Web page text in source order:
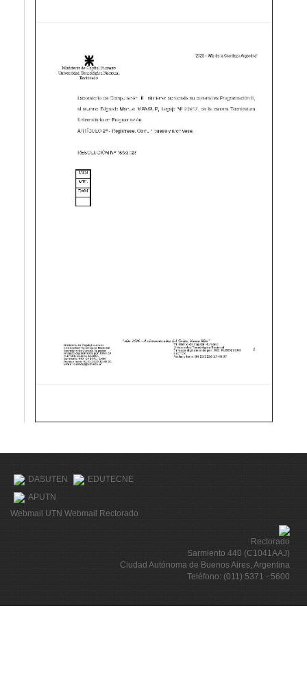
DASUTEN
EDUTECNE
APUTN
Webmail UTN Webmail Rectorado
Rectorado
Sarmiento 440 (C1041AAJ)
Ciudad Autónoma de Buenos Aires, Argentina
Teléfono: (011) 5371 - 5600